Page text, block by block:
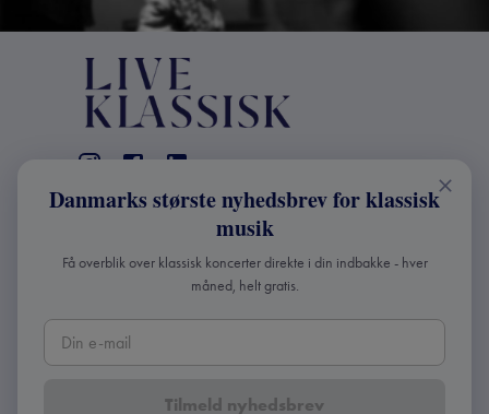
KONTAKT
info@liveklassisk.dk
Live Klassisk ApS
CVR 41507780
2026Live Klassisk •Fortroligheds- og
Danmarks største nyhedsbrev for klassisk
musik
Få overblik over klassisk koncerter direkte i din indbakke - hver
måned, helt gratis.
Tilmeld nyhedsbrev